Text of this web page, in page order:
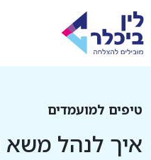
טיפים למועמדים
איך לנהל